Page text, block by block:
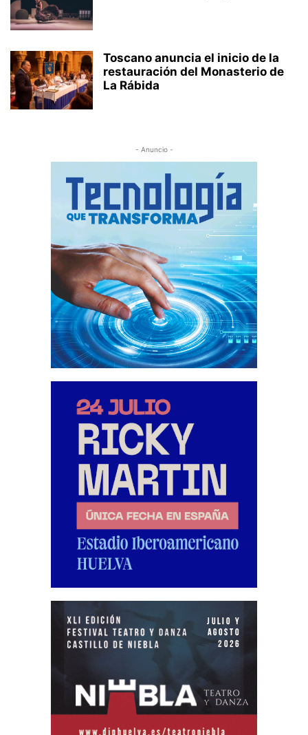
Toscano anuncia el inicio de la
restauración del Monasterio de
La Rábida
- Anuncio -